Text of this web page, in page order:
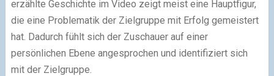
erzählte Geschichte im Video zeigt meist eine Hauptfigur,
die eine Problematik der Zielgruppe mit Erfolg gemeistert
hat. Dadurch fühlt sich der Zuschauer auf einer
persönlichen Ebene angesprochen und identifiziert sich
mit der Zielgruppe.